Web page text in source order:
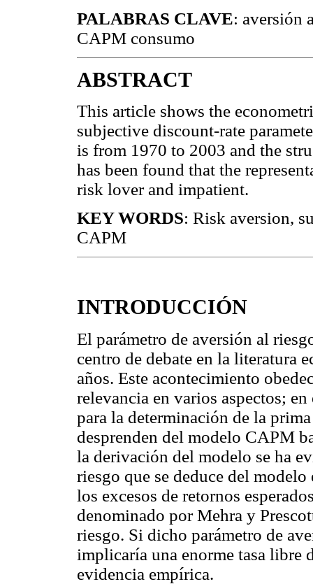
PALABRAS CLAVE: aversión
CAPM consumo
ABSTRACT
This article shows the
subjective discount-rate
is from 1970 to 2003 and the
has been found that the
risk lover and impatient.
KEY WORDS: Risk aversion,
CAPM
INTRODUCCIÓN
El parámetro de aversión al
centro de debate en la literatura
años. Este acontecimiento
relevancia en varios aspectos;
para la determinación de la
desprenden del modelo CAPM
la derivación del modelo se ha
riesgo que se deduce del
los excesos de retornos
denominado por Mehra y
riesgo. Si dicho parámetro de
implicaría una enorme tasa libre
evidencia empírica.